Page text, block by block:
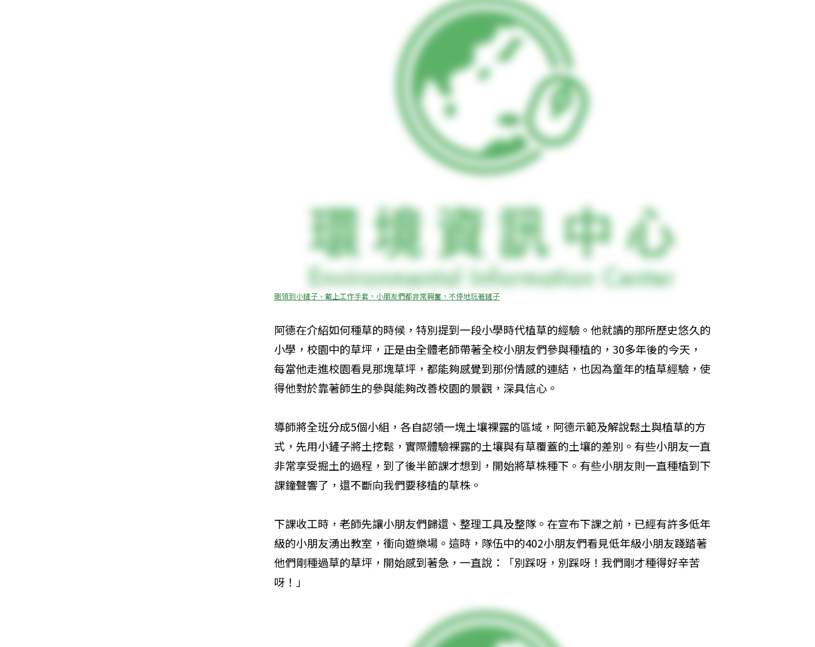
剛領到小鏟子、戴上工作手套，小朋友們都非常興奮，不停地玩著鏟子
阿德在介紹如何種草的時候，特別提到一段小學時代植草的經驗。他就讀的那所歷史悠久的
小學，校園中的草坪，正是由全體老師帶著全校小朋友們參與種植的，30多年後的今天，
每當他走進校園看見那塊草坪，都能夠感覺到那份情感的連結，也因為童年的植草經驗，使
得他對於靠著師生的參與能夠改善校園的景觀，深具信心。
導師將全班分成5個小組，各自認領一塊土壤裸露的區域，阿德示範及解說鬆土與植草的方
式，先用小鏟子將土挖鬆，實際體驗裸露的土壤與有草覆蓋的土壤的差別。有些小朋友一直
非常享受掘土的過程，到了後半節課才想到，開始將草株種下。有些小朋友則一直種植到下
課鐘聲響了，還不斷向我們要移植的草株。
下課收工時，老師先讓小朋友們歸還、整理工具及整隊。在宣布下課之前，已經有許多低年
級的小朋友湧出教室，衝向遊樂場。這時，隊伍中的402小朋友們看見低年級小朋友踐踏著
他們剛種過草的草坪，開始感到著急，一直說：「別踩呀，別踩呀！我們剛才種得好辛苦
呀！」